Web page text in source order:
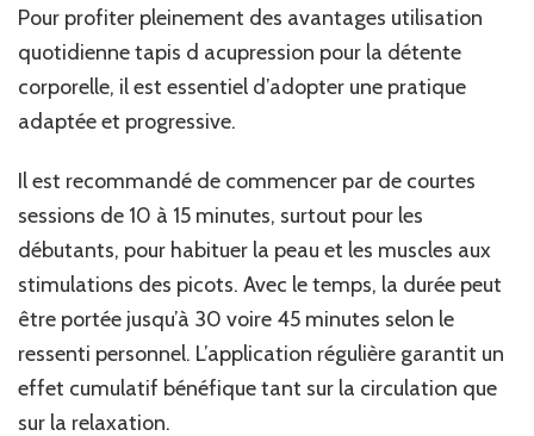
Pour profiter pleinement des avantages utilisation
quotidienne tapis d acupression pour la détente
corporelle, il est essentiel d’adopter une pratique
adaptée et progressive.
Il est recommandé de commencer par de courtes
sessions de 10 à 15 minutes, surtout pour les
débutants, pour habituer la peau et les muscles aux
stimulations des picots. Avec le temps, la durée peut
être portée jusqu’à 30 voire 45 minutes selon le
ressenti personnel. L’application régulière garantit un
effet cumulatif bénéfique tant sur la circulation que
sur la relaxation.